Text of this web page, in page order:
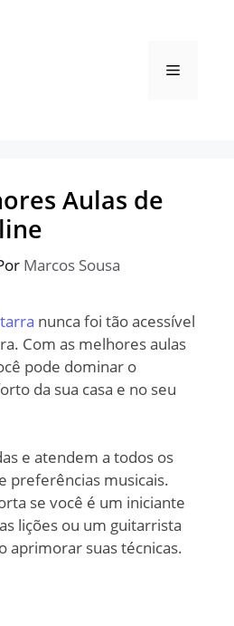
Menu
Aulas de
Marcos Sousa
nunca foi tão acessível
Com as melhores aulas
pode dominar o
da sua casa e no seu
e atendem a todos os
preferências musicais.
se você é um iniciante
lições ou um guitarrista
aprimorar suas técnicas.